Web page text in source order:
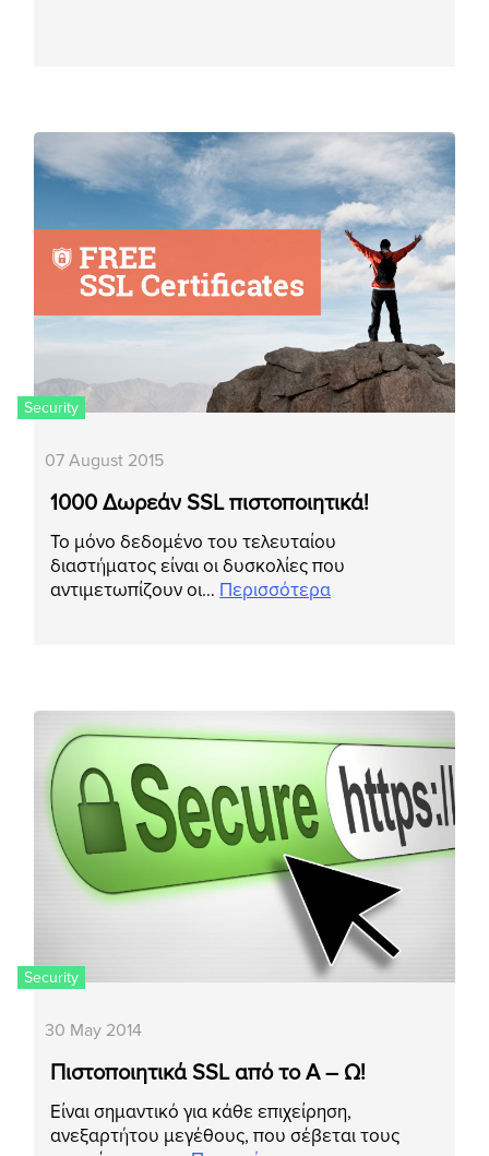
Security
07 August 2015
1000 Δωρεάν SSL πιστοποιητικά!
Το μόνο δεδομένο του τελευταίου
διαστήματος είναι οι δυσκολίες που
αντιμετωπίζουν οι… Περισσότερα
Security
30 May 2014
Πιστοποιητικά SSL από το Α – Ω!
Είναι σημαντικό για κάθε επιχείρηση,
ανεξαρτήτου μεγέθους, που σέβεται τους